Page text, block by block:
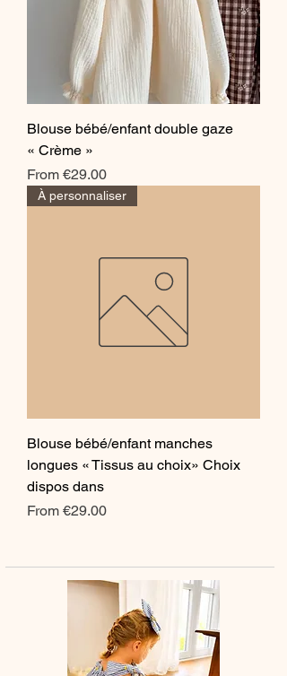
Blouse bébé/enfant double gaze
« Crème »
From €29.00
Sale Price
À personnaliser
Blouse bébé/enfant manches
longues « Tissus au choix» Choix
dispos dans
From €29.00
Sale Price